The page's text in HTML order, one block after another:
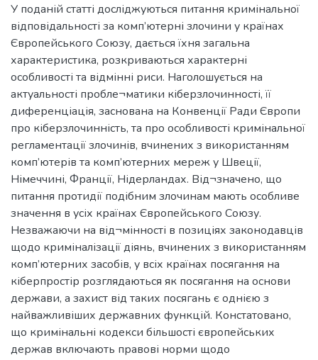
У поданій статті досліджуються питання кримінальної
відповідальності за комп’ютерні злочини у країнах
Європейського Союзу, дається їхня загальна
характеристика, розкриваються характерні
особливості та відмінні риси. Наголошується на
актуальності пробле¬матики кіберзлочинності, її
диференціація, заснована на Конвенції Ради Європи
про кіберзлочинність, та про особливості кримінальної
регламентації злочинів, вчинених з використанням
комп’ютерів та комп’ютерних мереж у Швеції,
Німеччині, Франції, Нідерландах. Від¬значено, що
питання протидії подібним злочинам мають особливе
значення в усіх країнах Європейського Союзу.
Незважаючи на від¬мінності в позиціях законодавців
щодо криміналізації діянь, вчинених з використанням
комп’ютерних засобів, у всіх країнах посягання на
кіберпростір розглядаються як посягання на основи
держави, а захист від таких посягань є однією з
найважливіших державних функцій. Констатовано,
що кримінальні кодекси більшості європейських
держав включають правові норми щодо